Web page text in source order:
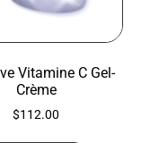
Vitamine C Gel-
Crème
$112.00